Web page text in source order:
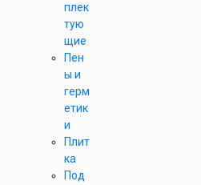
плек
тую
щие
Пен
ы и
герм
етик
и
Плит
ка
Под